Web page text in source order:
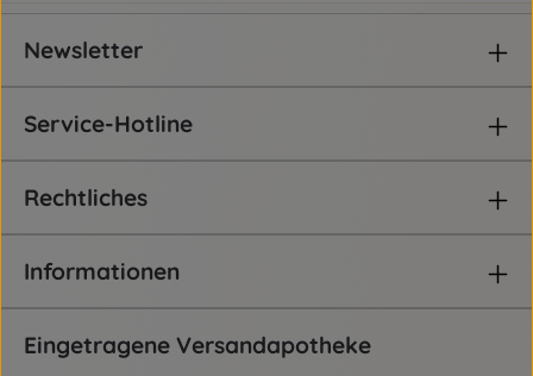
Newsletter
Service-Hotline
Rechtliches
Informationen
Eingetragene Versandapotheke